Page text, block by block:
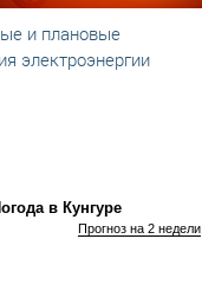
и плановые
электроэнергии
в Кунгуре
Прогноз на 2 недели